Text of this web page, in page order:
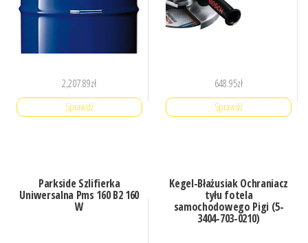
2,207.89zł
Sprawdź
648.95zł
Sprawdź
Parkside Szlifierka
Uniwersalna Pms 160 B2 160
W
Kegel-Błażusiak Ochraniacz
tyłu fotela
samochodowego Pigi (5-
3404-703-0210)